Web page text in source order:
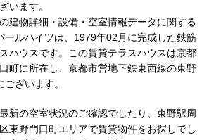
います。
建物詳細・設備・空室情報データに関する
ールハイツは、1979年02月に完成した鉄筋
ハウスです。この賃貸テラスハウスは京都
町に所在し、京都市営地下鉄東西線の東野
ざいます。
新の空室状況のご確認でしたり、東野駅周
東野門口町エリアで賃貸物件をお探しでし